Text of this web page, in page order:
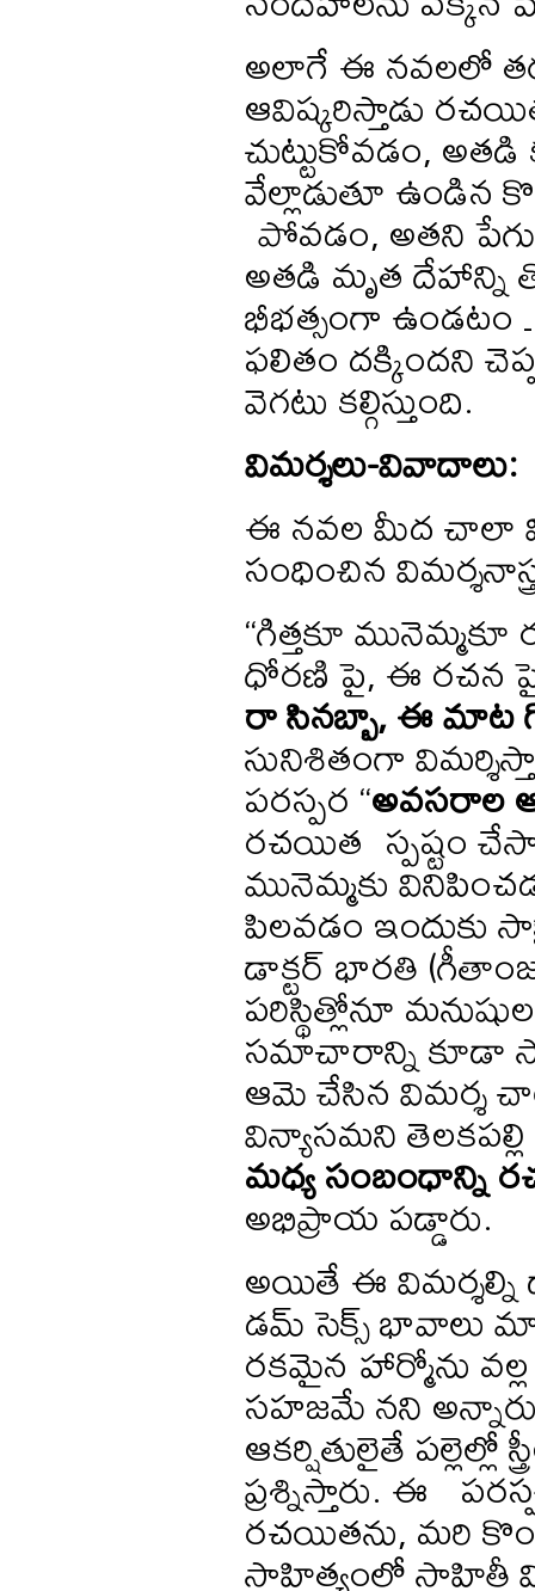
అలాగే ఈ నవలలో
ఆవిష్కరిస్తాడు
చుట్టుకోవడం,
వేల్లాడుతూ ఉండిన
పోవడం, అతని
అతడి మృత దేహాన్ని
భీభత్సంగా ఉండటం
ఫలితం దక్కిందని
వెగటు కల్గిస్తుంది.
విమర్శలు-వివాదాలు:
ఈ నవల మీద చాలా
సంధించిన
“గిత్తకూ
ధోరణి పై, ఈ రచన
రాసినబ్బా,ఈమాట
సునిశితంగా
పరస్పర “అవసరాల
రచయిత స్పష్టం
మునెమ్మకు
పిలవడం ఇందుకు
డాక్టర్ భారతి
పరిస్థిత్లోనూ
సమాచారాన్ని కూడా
ఆమె చేసిన విమర్శ
విన్యాసమని
మధ్యసంబంధాన్ని
అభిప్రాయ పడ్డారు.
అయితే ఈ విమర్శల్ని
డమ్ సెక్స్ భావాలు
రకమైన హార్మోను వల్ల
సహజమే నని అన్నారు.
ఆకర్షితులైతే
ప్రశ్నిస్తారు. ఈ
రచయితను, మరి
సాహిత్యంలో సాహితీ